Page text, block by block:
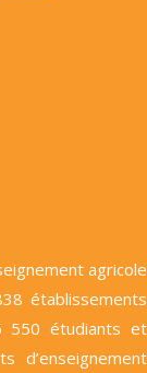
agricole
établissements
550 étudiants et
d’enseignement